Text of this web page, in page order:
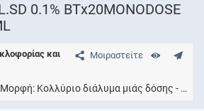
0.1% ΒΤx20MONODOSE
Μοιραστείτε
και
Μορφή Kολλύριο διάλυμα μιάς δόσης